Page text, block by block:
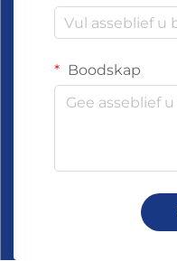
Boodskap